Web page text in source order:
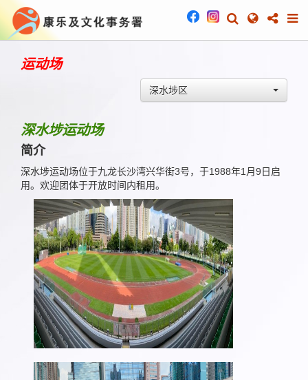
运动场
深水埗区
深水埗运动场
简介
深水埗运动场位于九龙长沙湾兴华街3号，于1988年1月9日启
用。欢迎团体于开放时间内租用。